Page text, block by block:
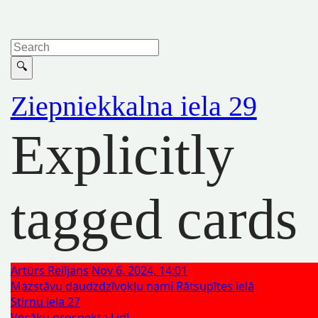
Ziepniekkalna iela 29
Explicitly
tagged cards
Artūrs Reiljans Nov 6, 2024, 14:01
Mazstāvu daudzdzīvokļu nami Rātsupītes ielā
Stirnu iela 27